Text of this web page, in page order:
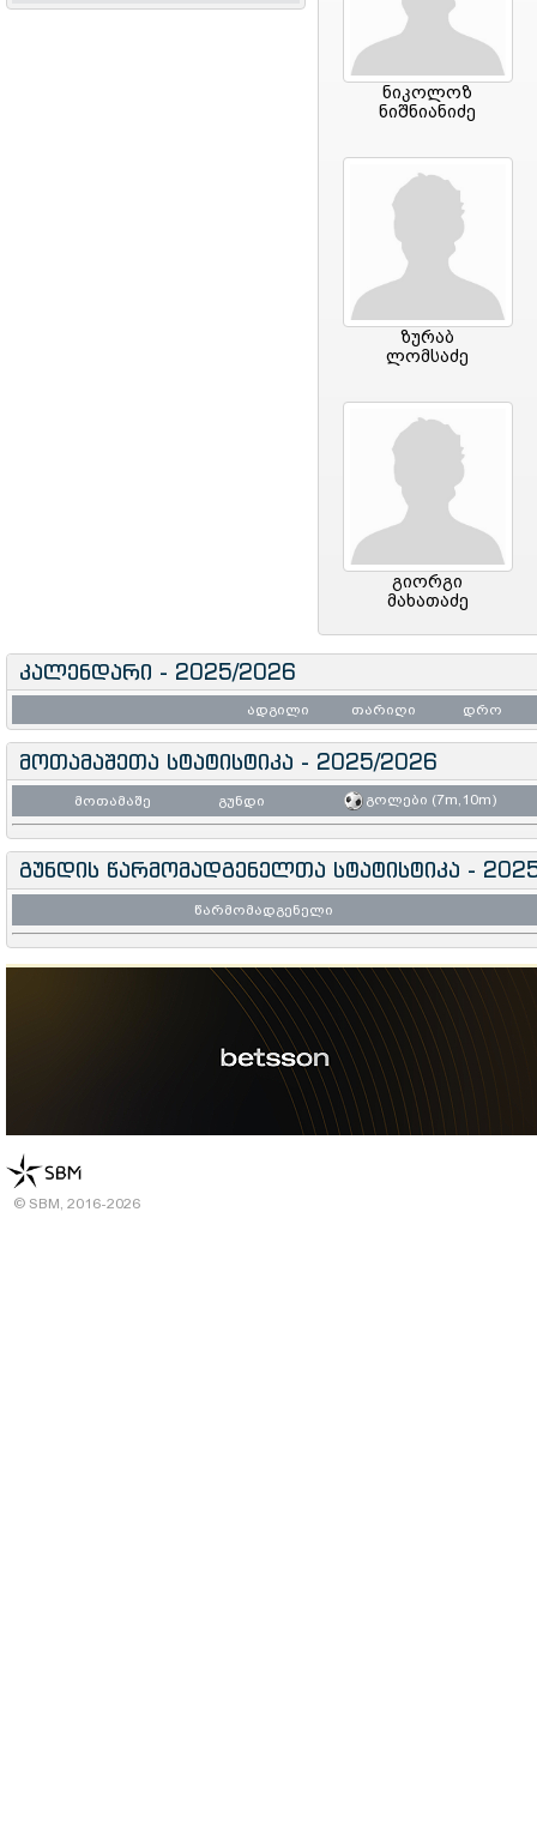
ნიკოლოზ
ნიშნიანიძე
ზურაბ
ლომსაძე
გიორგი
მახათაძე
კალენდარი - 2025/2026
ადგილი თარიღი დრო
მოთამაშეთა სტატისტიკა - 2025/2026
მოთამაშე გუნდი გოლები (7m,10m)
გუნდის წარმომადგენელთა სტატისტიკა -
წარმომადგენელი
© SBM, 2016-2026